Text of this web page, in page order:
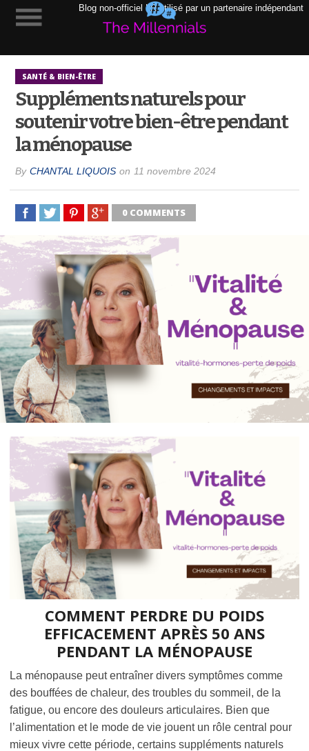
Blog non-officiel LR utilisé par un partenaire indépendant
SANTÉ & BIEN-ÊTRE
Suppléments naturels pour
soutenir votre bien-être pendant
la ménopause
By CHANTAL LIQUOIS on 11 novembre 2024
0 COMMENTS
COMMENT PERDRE DU POIDS
EFFICACEMENT APRÈS 50 ANS
PENDANT LA MÉNOPAUSE
La ménopause peut entraîner divers symptômes comme
des bouffées de chaleur, des troubles du sommeil, de la
fatigue, ou encore des douleurs articulaires. Bien que
l’alimentation et le mode de vie jouent un rôle central pour
mieux vivre cette période, certains suppléments naturels